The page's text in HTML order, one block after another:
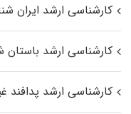
کارشناسی ارشد ایران
کارشناسی ارشد
کارشناسی ارشد پدافند